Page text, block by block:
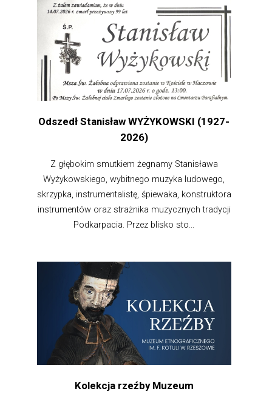
Odszedł Stanisław WYŻYKOWSKI (1927-
2026)
Z głębokim smutkiem żegnamy Stanisława
Wyżykowskiego, wybitnego muzyka ludowego,
skrzypka, instrumentalistę, śpiewaka, konstruktora
instrumentów oraz strażnika muzycznych tradycji
Podkarpacia. Przez blisko sto...
Kolekcja rzeźby Muzeum